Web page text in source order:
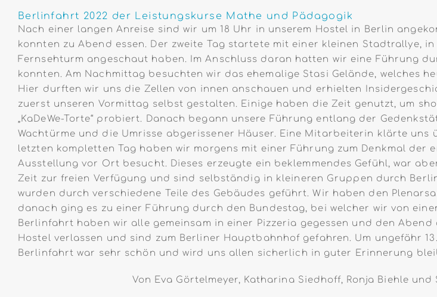
grösseres
Bild
Berlinfahrt 2022 der Leistungskurse Mathe und Pädagogik
Nach einer langen Anreise sind wir um 18 Uhr in unserem Hostel in Berlin
konnten zu Abend essen. Der zweite Tag startete mit einer kleinen Stadtrallye,
Fernsehturm angeschaut haben. Im Anschluss daran hatten wir eine Führung
konnten. Am Nachmittag besuchten wir das ehemalige Stasi Gelände, welches
Hier durften wir uns die Zellen von innen anschauen und erhielten
zuerst unseren Vormittag selbst gestalten. Einige haben die Zeit genutzt, um
„KaDeWe-Torte“ probiert. Danach begann unsere Führung entlang der
Wachtürme und die Umrisse abgerissener Häuser. Eine Mitarbeiterin klärte
letzten kompletten Tag haben wir morgens mit einer Führung zum Denkmal
Ausstellung vor Ort besucht. Dieses erzeugte ein beklemmendes Gefühl, war
Zeit zur freien Verfügung und sind selbständig in kleineren Gruppen durch
wurden durch verschiedene Teile des Gebäudes geführt. Wir haben den
danach ging es zu einer Führung durch den Bundestag, bei welcher wir von
Berlinfahrt haben wir alle gemeinsam in einer Pizzeria gegessen und den
Hostel verlassen und sind zum Berliner Hauptbahnhof gefahren. Um ungefähr
Berlinfahrt war sehr schön und wird uns allen sicherlich in guter Erinnerung
Von Eva Görtelmeyer, Katharina Siedhoff, Ronja Biehle